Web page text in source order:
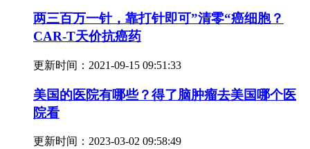
两三百万一针，靠打针即可”清零“癌细胞？
CAR-T天价抗癌药
更新时间： 2021-09-15 09:51:33
美国的医院有哪些？得了脑肿瘤去美国哪个医
院看
更新时间： 2023-03-02 09:58:49